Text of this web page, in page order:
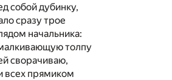
собой дубинку,
сразу трое
начальника:
толпу
сворачиваю,
всех прямиком